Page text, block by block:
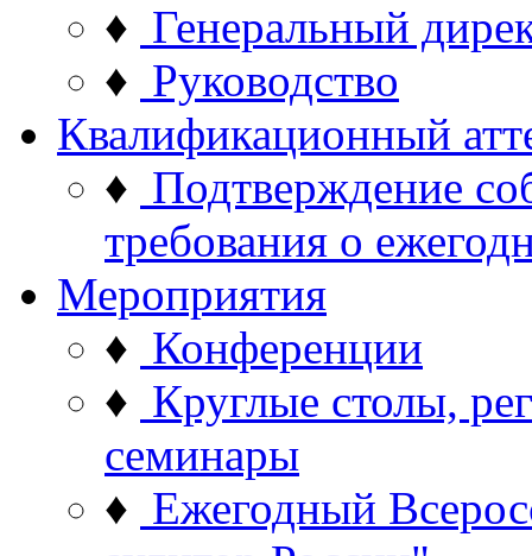
♦ Генеральный
♦ Руководство
Квалификационный
♦ Подтверждение
требования о
Мероприятия
♦ Конференции
♦ Круглые столы,
семинары
♦ Ежегодный